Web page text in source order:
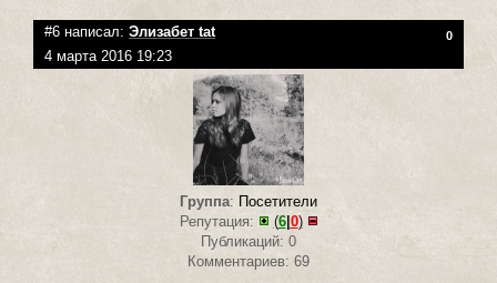
#6 написал: Элизабет tat 0
4 марта 2016 19:23
Группа: Посетители
Репутация:
(6| 0)
Публикаций: 0
Комментариев: 69